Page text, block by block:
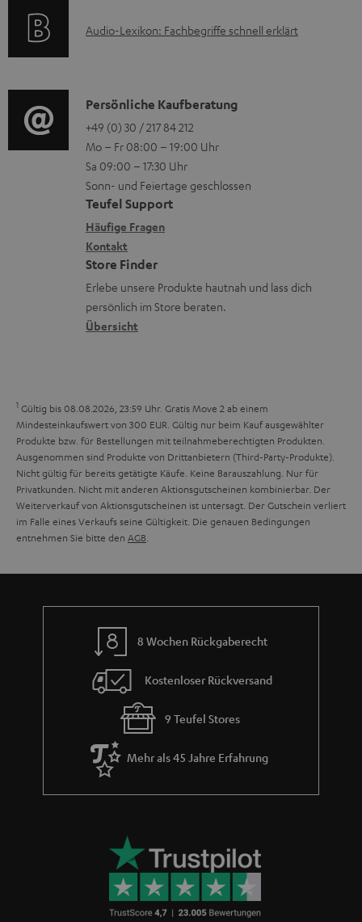
n
m
V
e
r
s
a
n
d
i
e
n
z
u
r
G
a
r
a
n
e
t
g
e
r
ä
t
e
R
ü
c
k
m
e
A
i
o
-
L
e
x
i
k
o
n
Audio-Lexikon: Fachbegriffe schnell erklärt
K
o
n
t
a
k
t
d
a
t
Persönliche Kaufberatung
+49 (0) 30 / 217 84 212
Mo – Fr 08:00 – 19:00 Uhr
Sa 09:00 – 17:30 Uhr
Sonn- und Feiertage geschlossen
Teufel Support
Häufige Fragen
Kontakt
Store Finder
Erlebe unsere Produkte hautnah und lass dich
persönlich im Store beraten.
Übersicht
1 Gültig bis 08.08.2026, 23:59 Uhr. Gratis Move 2 ab einem
Mindesteinkaufswert von 300 EUR. Gültig nur beim Kauf ausgewählter
Produkte bzw. für Bestellungen mit teilnahmeberechtigten Produkten.
Ausgenommen sind Produkte von Drittanbietern (Third-Party-Produkte).
Nicht gültig für bereits getätigte Käufe. Keine Barauszahlung. Nur für
Privatkunden. Nicht mit anderen Aktionsgutscheinen kombinierbar. Der
Weiterverkauf von Aktionsgutscheinen ist untersagt. Der Gutschein verliert
im Falle eines Verkaufs seine Gültigkeit. Die genauen Bedingungen
entnehmen Sie bitte den AGB.
8 Wochen Rückgaberecht
Kostenloser Rückversand
9 Teufel Stores
Mehr als 45 Jahre Erfahrung